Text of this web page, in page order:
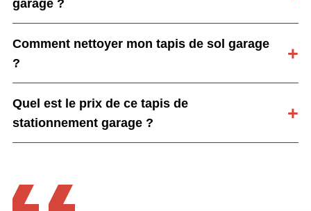
garage ?
Comment nettoyer mon tapis de sol garage
?
Quel est le prix de ce tapis de
stationnement garage ?